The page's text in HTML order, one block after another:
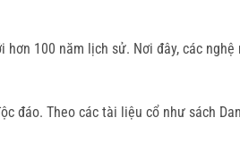
100 năm lịch sử. Nơi đây, các
đáo. Theo các tài liệu cổ như sách